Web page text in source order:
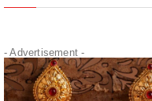
- Advertisement -